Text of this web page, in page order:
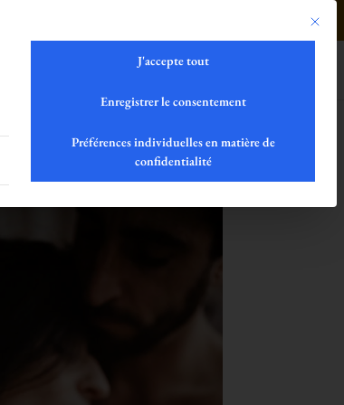
CONTACT
Ce
J'accepte tout
Enregistrer le consentement
Préférences individuelles en matière de
confidentialité